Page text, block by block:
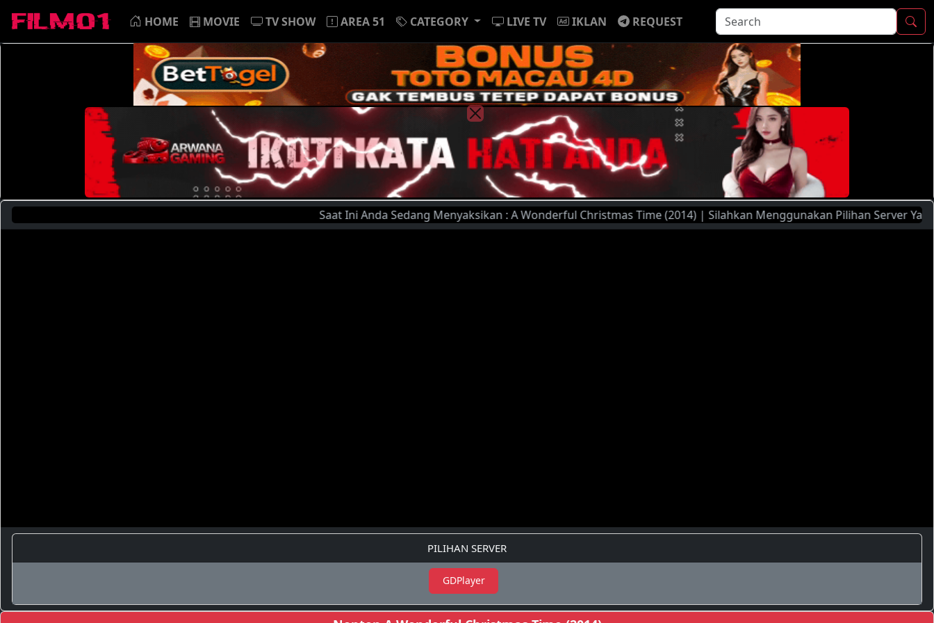
HOME MOVIE TV SHOW AREA 51 CATEGORY LIVE TV IKLAN REQUEST
Saat Ini Anda Sedang Menyaksikan : A Wonderful Christmas Time (2014) | Silahkan Menggunakan Pilihan Server Yang
PILIHAN SERVER
GDPlayer